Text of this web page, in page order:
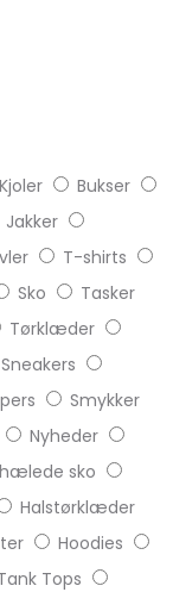
Kjoler
Bukser
Jakker
T-shirts
Sko
Tasker
Tørklæder
Sneakers
Smykker
Nyheder
sko
Halstørklæder
Hoodies
Tops